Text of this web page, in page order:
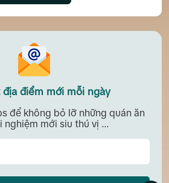
địa điểm mới mỗi ngày
để không bỏ lỡ những quán ăn
nghiệm mới siu thú vị ...